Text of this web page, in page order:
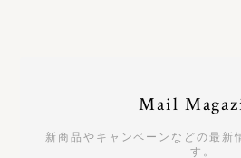
Mail
新商品やキャンペーンなどの最新
す。